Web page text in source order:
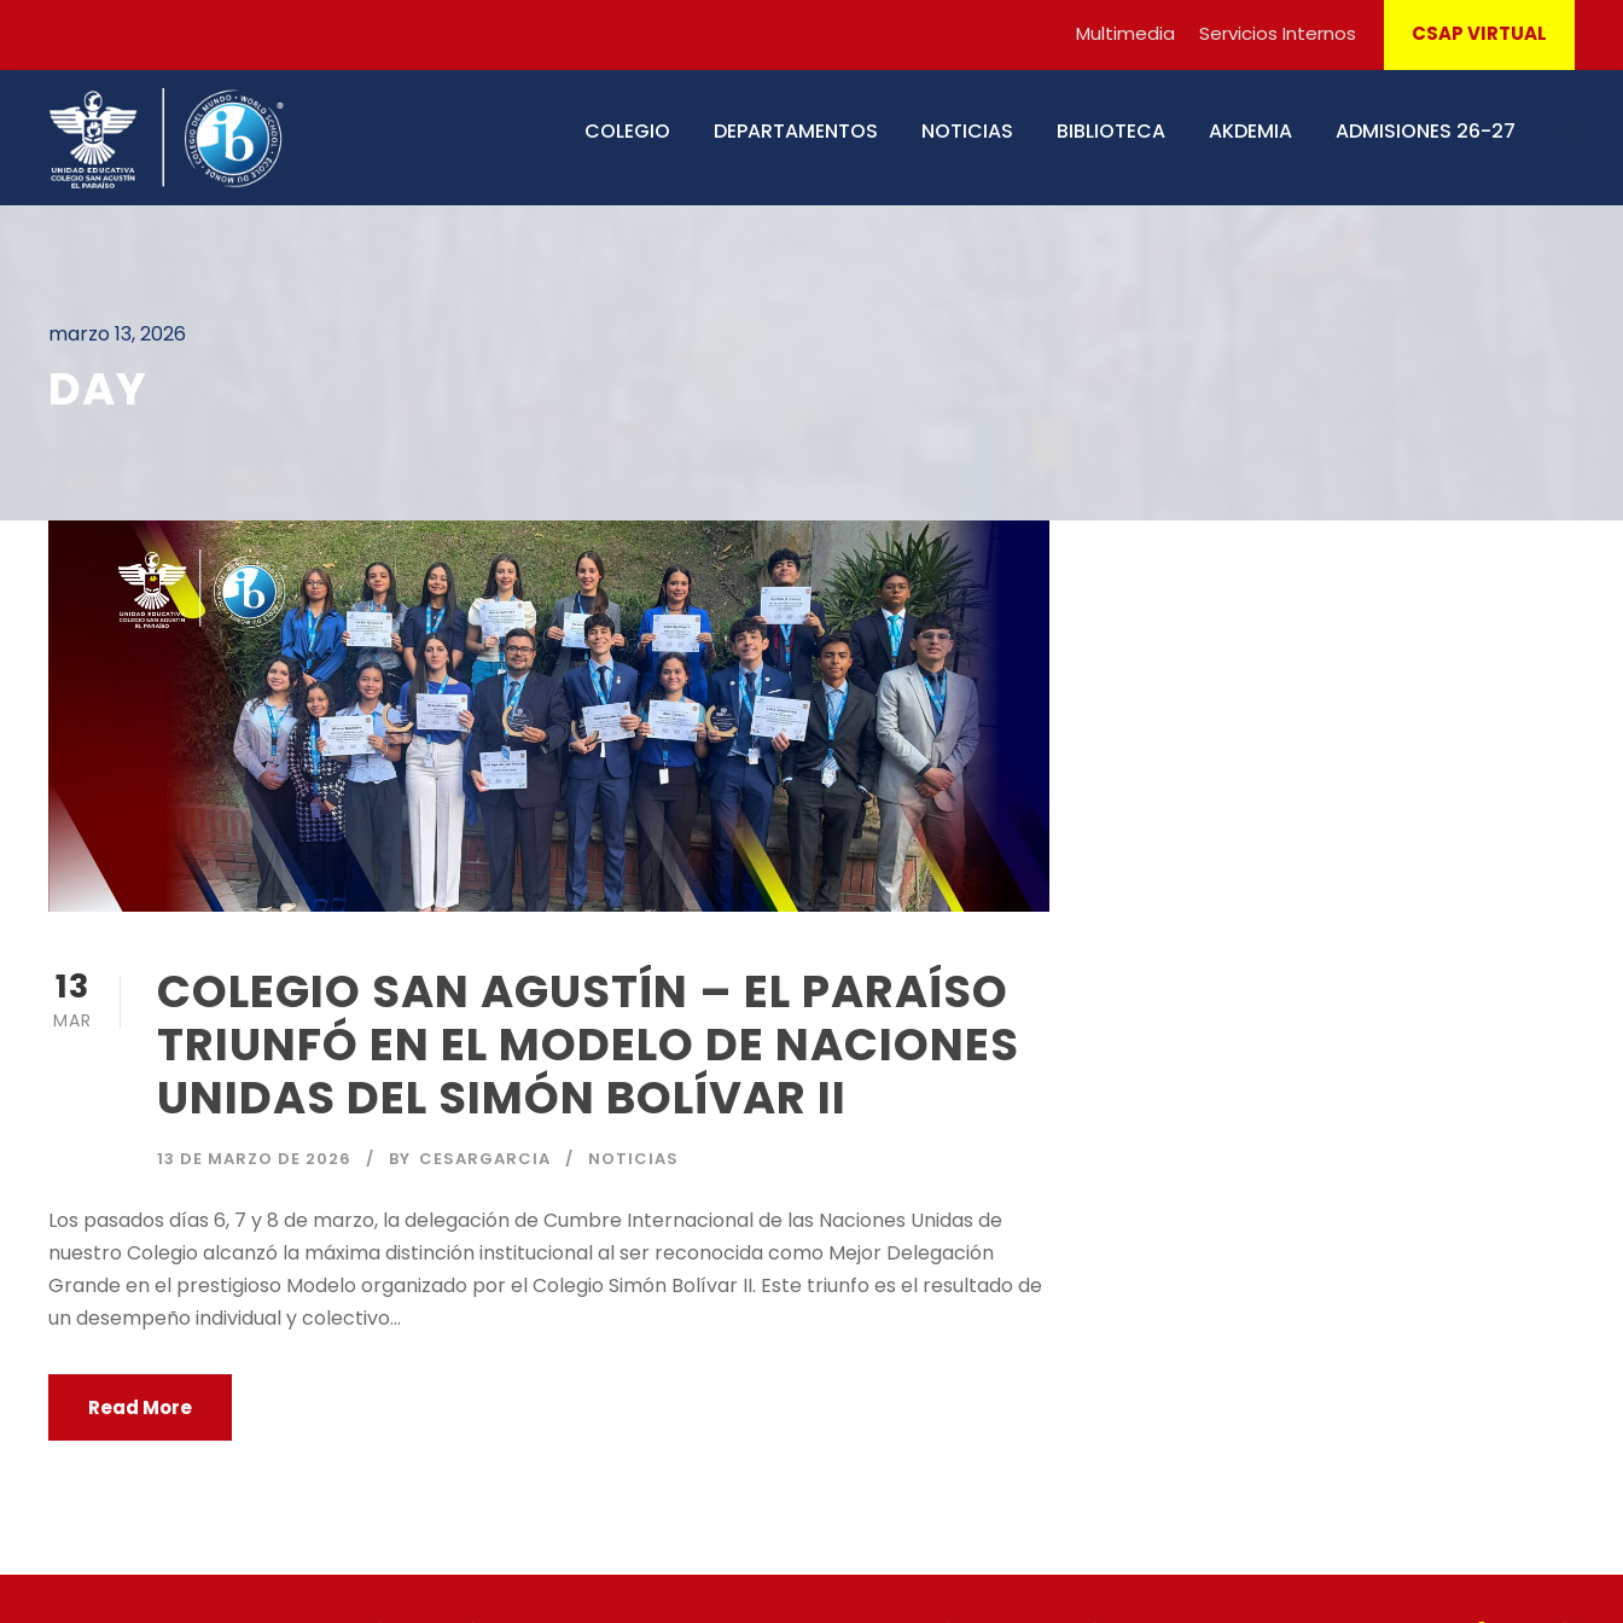
Multimedia Servicios Internos CSAP VIRTUAL
COLEGIO DEPARTAMENTOS NOTICIAS BIBLIOTECA AKDEMIA ADMISIONES 26-27
marzo 13, 2026
DAY
13
MAR
COLEGIO SAN AGUSTÍN – EL PARAÍSO
TRIUNFÓ EN EL MODELO DE NACIONES
UNIDAS DEL SIMÓN BOLÍVAR II
13 DE MARZO DE 2026 BY CESARGARCIA NOTICIAS
Los pasados días 6, 7 y 8 de marzo, la delegación de Cumbre Internacional de las Naciones Unidas de
nuestro Colegio alcanzó la máxima distinción institucional al ser reconocida como Mejor Delegación
Grande en el prestigioso Modelo organizado por el Colegio Simón Bolívar II. Este triunfo es el resultado de
un desempeño individual y colectivo...
Read More